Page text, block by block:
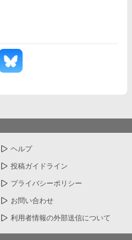
ヘルプ
投稿ガイドライン
プライバシーポリシー
お問い合わせ
利用者情報の外部送信について